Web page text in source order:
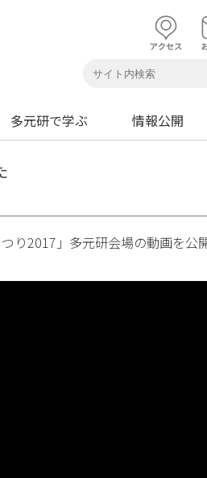
多元研で学ぶ 情報公開
り2017」多元研会場の動画を公